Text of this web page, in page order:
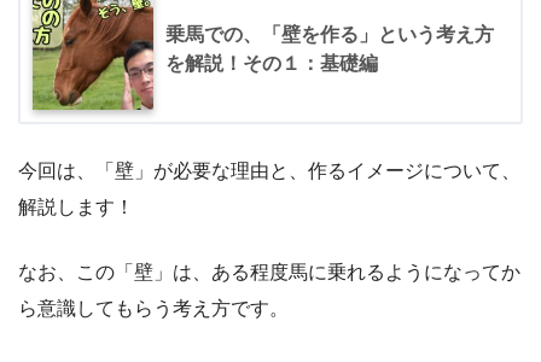
乗馬での、「壁を作る」という考え方
を解説！その１：基礎編
今回は、「壁」が必要な理由と、作るイメージについて、
解説します！
なお、この「壁」は、ある程度馬に乗れるようになってか
ら意識してもらう考え方です。